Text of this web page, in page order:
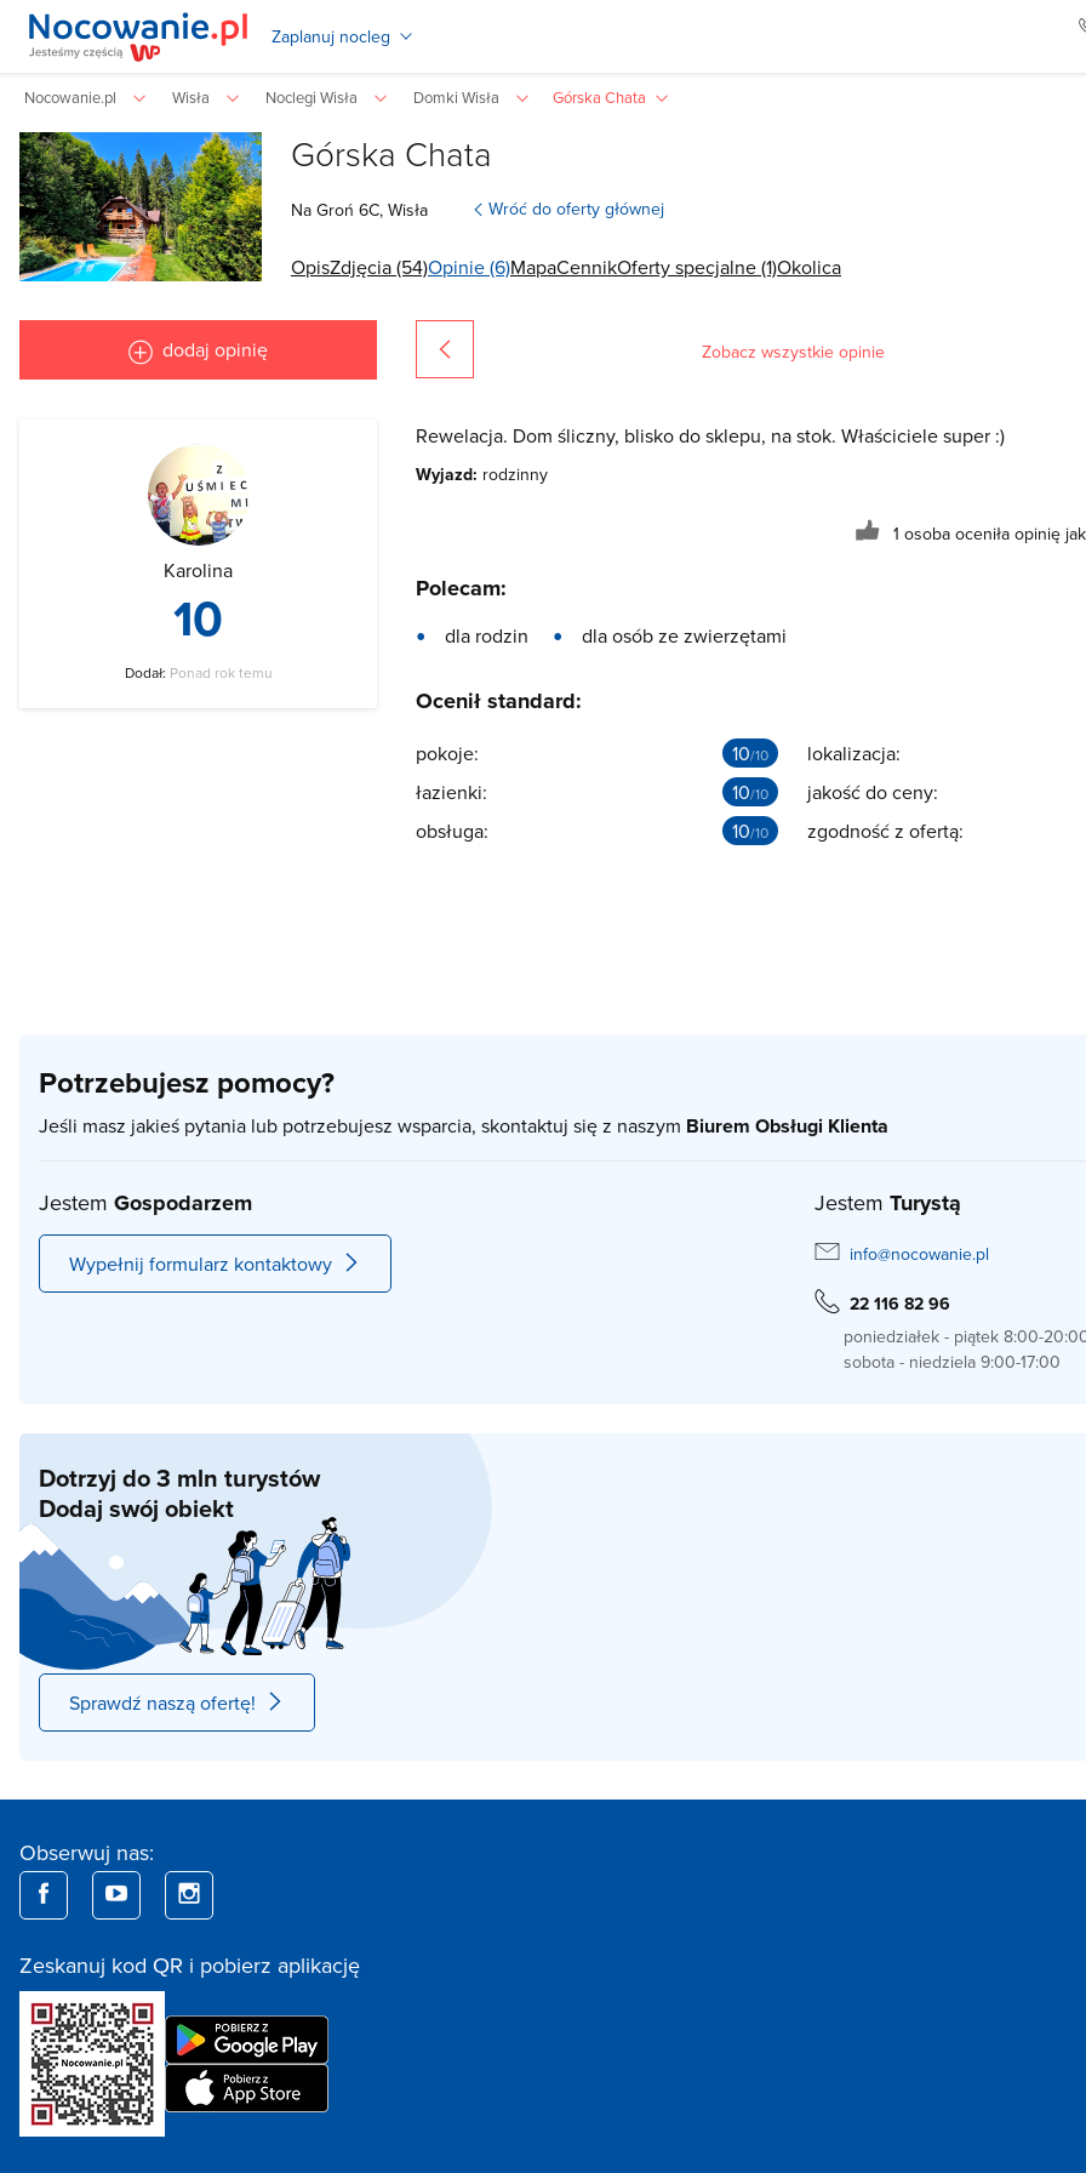
Zaplanuj nocleg
Nocowanie.pl Wisła Noclegi Wisła Domki Wisła Górska Chata
Górska Chata
Na Groń 6C, Wisła Wróć do oferty głównej
OpisZdjęcia (54)Opinie (6)MapaCennikOferty specjalne (1)Okolica
Zobacz wszystkie opinie
dodaj opinię
Karolina
10
Dodał: Ponad rok temu
Rewelacja. Dom śliczny, blisko do sklepu, na stok. Właściciele super :)
Wyjazd: rodzinny
1 osoba oceniła opinię
Polecam:
dla rodzin dla osób ze zwierzętami
Ocenił standard:
pokoje: 10/10
łazienki: 10/10
obsługa: 10/10
lokalizacja:
jakość do ceny:
zgodność z ofertą:
Potrzebujesz pomocy?
Jeśli masz jakieś pytania lub potrzebujesz wsparcia, skontaktuj się z naszym Biurem Obsługi Klienta
Jestem Gospodarzem
Wypełnij formularz kontaktowy
Jestem Turystą
info@nocowanie.pl
22 116 82 96
poniedziałek - piątek 8:00-
sobota - niedziela 9:00-17:00
Dotrzyj do 3 mln turystów
Dodaj swój obiekt
Sprawdź naszą ofertę!
Obserwuj nas:
Zeskanuj kod QR i pobierz aplikację